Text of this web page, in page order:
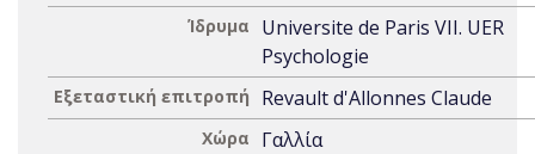
Ίδρυμα
Universite de Paris VII. UER
Psychologie
Εξεταστική επιτροπή Revault d'Allonnes Claude
Χώρα Γαλλία